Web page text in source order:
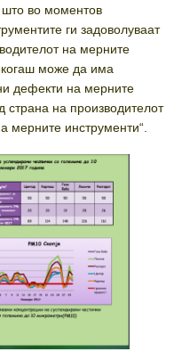
што во моментов
ги задоволуваат
на мерните
може да има
дефекти на мерните
на производителот
мерните инструменти“.